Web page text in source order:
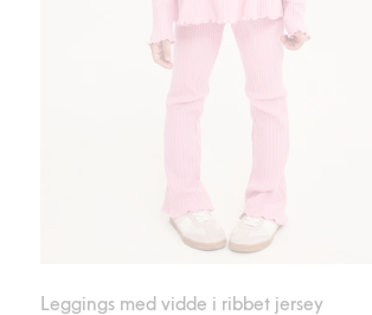
Leggings med vidde i ribbet jersey